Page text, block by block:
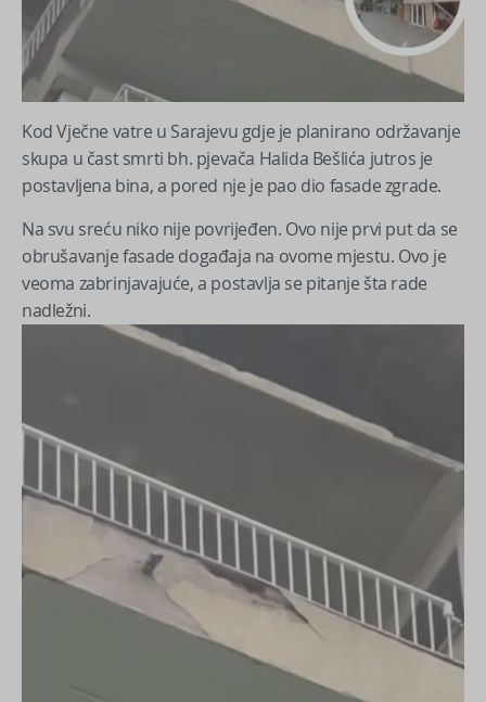
Kod Vječne vatre u Sarajevu gdje je planirano održavanje
skupa u čast smrti bh. pjevača Halida Bešlića jutros je
postavljena bina, a pored nje je pao dio fasade zgrade.
Na svu sreću niko nije povrijeđen. Ovo nije prvi put da se
obrušavanje fasade događaja na ovome mjestu. Ovo je
veoma zabrinjavajuće, a postavlja se pitanje šta rade
nadležni.